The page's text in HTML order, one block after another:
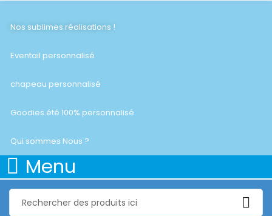
Nos sublimes réalisations !
Eventail personnalisé
chapeau personnalisé
Goodies été 100% personnalisé
Qui sommes Nous ?
Menu